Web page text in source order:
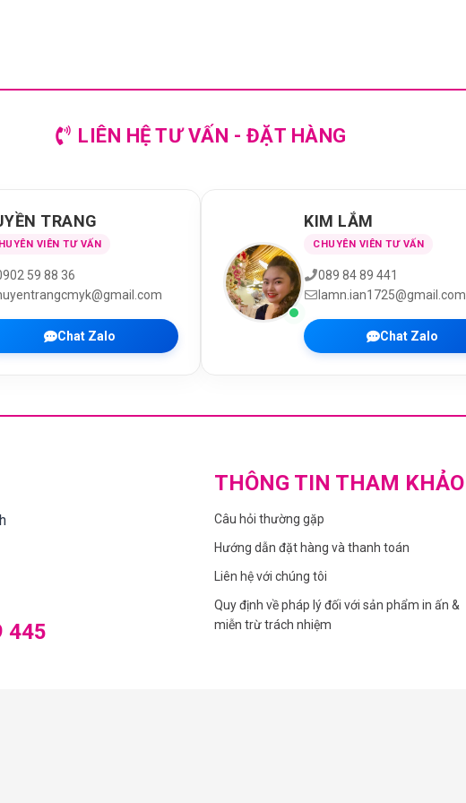
LIÊN HỆ TƯ VẤN - ĐẶT HÀNG
TRANG
VIÊN TƯ VẤN
59 88 36
Chat Zalo
KIM LẮM
CHUYÊN VIÊN TƯ VẤN
089 84 89 441
lamn.ian1725@gmail.com
Chat Zalo
445
THÔNG TIN THAM KHẢO
Câu hỏi thường gặp
Hướng dẫn đặt hàng và thanh toán
Liên hệ với chúng tôi
Quy định về pháp lý đối với sản phẩm in ấn &
miễn trừ trách nhiệm